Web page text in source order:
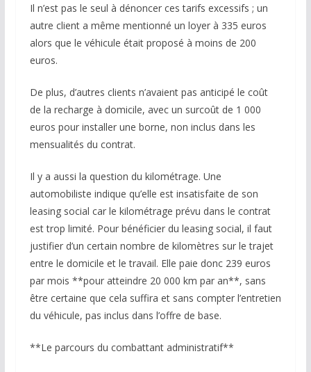
Il n’est pas le seul à dénoncer ces tarifs excessifs ; un
autre client a même mentionné un loyer à 335 euros
alors que le véhicule était proposé à moins de 200
euros.
De plus, d’autres clients n’avaient pas anticipé le coût
de la recharge à domicile, avec un surcoût de 1 000
euros pour installer une borne, non inclus dans les
mensualités du contrat.
Il y a aussi la question du kilométrage. Une
automobiliste indique qu’elle est insatisfaite de son
leasing social car le kilométrage prévu dans le contrat
est trop limité. Pour bénéficier du leasing social, il faut
justifier d’un certain nombre de kilomètres sur le trajet
entre le domicile et le travail. Elle paie donc 239 euros
par mois **pour atteindre 20 000 km par an**, sans
être certaine que cela suffira et sans compter l’entretien
du véhicule, pas inclus dans l’offre de base.
**Le parcours du combattant administratif**